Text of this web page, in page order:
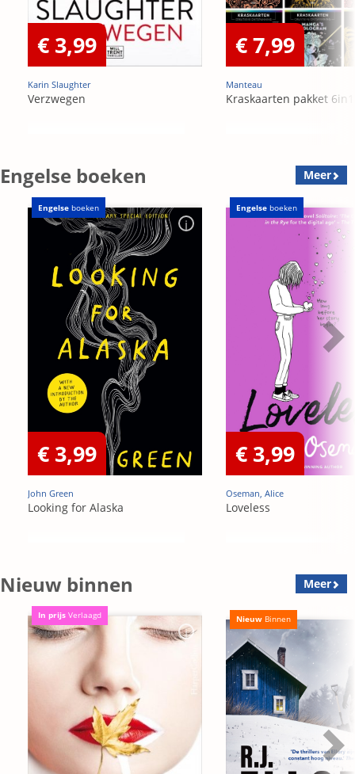
€ 3,99
Karin Slaughter
Verzwegen
€ 7,99
Manteau
Kraskaarten pakket 6in1
Engelse boeken Meer
Engelse boeken
€ 3,99
John Green
Looking for Alaska
Engelse boeken
€ 3,99
Oseman, Alice
Loveless
Nieuw binnen Meer
In prijs Verlaagd Nieuw Binnen